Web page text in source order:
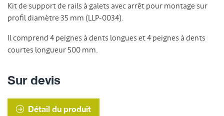
Kit de support de rails à galets avec arrêt pour montage sur
profil diamètre 35 mm (LLP-0034).
Il comprend 4 peignes à dents longues et 4 peignes à dents
courtes longueur 500 mm.
Sur devis
Détail du produit